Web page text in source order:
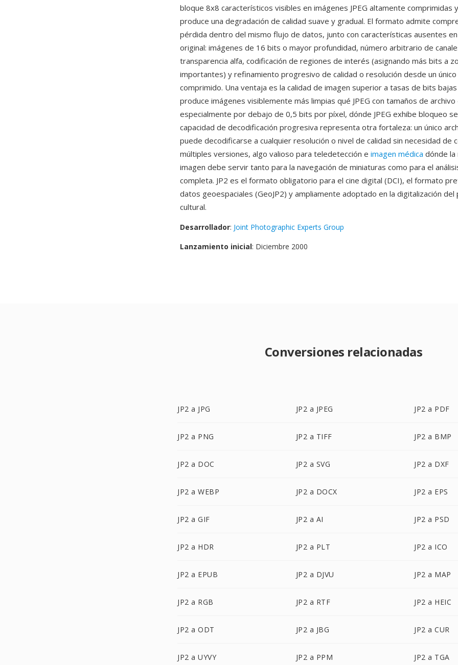
bloque 8x8 característicos visibles en imágenes JPEG altamente comprimidas
produce una degradación de calidad suave y gradual. El formato admite
pérdida dentro del mismo flujo de datos, junto con características ausentes en
original: imágenes de 16 bits o mayor profundidad, número arbitrario de
transparencia alfa, codificación de regiones de interés (asignando más bits a
importantes) y refinamiento progresivo de calidad o resolución desde un
comprimido. Una ventaja es la calidad de imagen superior a tasas de bits
produce imágenes visiblemente más limpias qué JPEG con tamaños de
especialmente por debajo de 0,5 bits por píxel, dónde JPEG exhibe bloqueo
capacidad de decodificación progresiva representa otra fortaleza: un único
puede decodificarse a cualquier resolución o nivel de calidad sin necesidad de
múltiples versiones, algo valioso para teledetección e imagen médica dónde la
imagen debe servir tanto para la navegación de miniaturas como para el
completa. JP2 es el formato obligatorio para el cine digital (DCI), el formato
datos geoespaciales (GeoJP2) y ampliamente adoptado en la digitalización del
cultural.
Desarrollador: Joint Photographic Experts Group
Lanzamiento inicial: Diciembre 2000
Conversiones relacionadas
JP2 a JPG JP2 a JPEG JP2 a PDF
JP2 a PNG JP2 a TIFF JP2 a BMP
JP2 a DOC JP2 a SVG JP2 a DXF
JP2 a WEBP JP2 a DOCX JP2 a EPS
JP2 a GIF JP2 a AI JP2 a PSD
JP2 a HDR JP2 a PLT JP2 a ICO
JP2 a EPUB JP2 a DJVU JP2 a MAP
JP2 a RGB JP2 a RTF JP2 a HEIC
JP2 a ODT JP2 a JBG JP2 a CUR
JP2 a UYVY JP2 a PPM JP2 a TGA